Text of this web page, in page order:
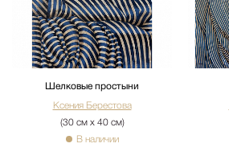
Шелковые простыни
Ксения Берестова
(30 см х 40 см)
В наличии